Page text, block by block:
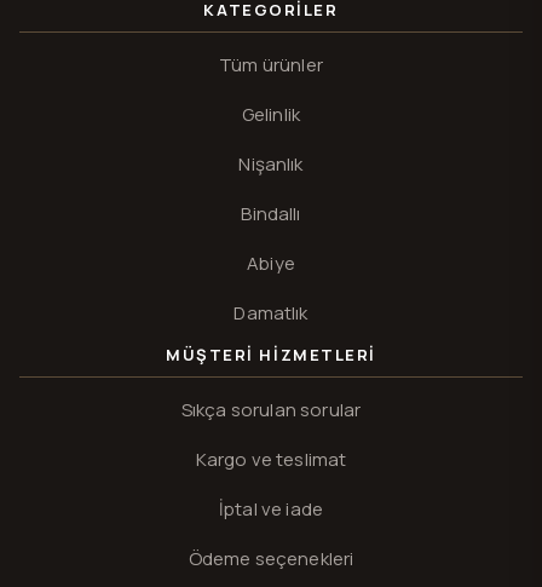
KATEGORILER
Tüm ürünler
Gelinlik
Nişanlık
Bindallı
Abiye
Damatlık
MÜŞTERI HIZMETLERI
Sıkça sorulan sorular
Kargo ve teslimat
İptal ve iade
Ödeme seçenekleri